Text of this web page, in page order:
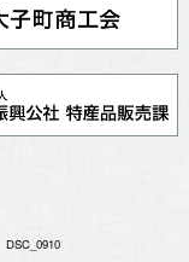
DSC_0910